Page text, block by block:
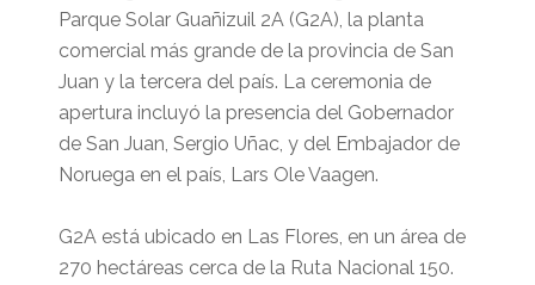
Parque Solar Guañizuil 2A (G2A), la planta
comercial más grande de la provincia de San
Juan y la tercera del país. La ceremonia de
apertura incluyó la presencia del Gobernador
de San Juan, Sergio Uñac, y del Embajador de
Noruega en el país, Lars Ole Vaagen.
G2A está ubicado en Las Flores, en un área de
270 hectáreas cerca de la Ruta Nacional 150.